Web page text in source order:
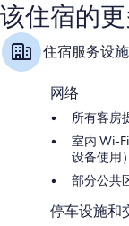
免费自助停车
接待大厅、舞厅和
行李储存室、自动
在住客点评中，员
所有 161 间客房均具
服务。 在住客点评中
其他客房便利设施/服
浴室配备大花洒淋
该住宿的
住宿服务设施
网络
所有客房
室内 Wi-
设备使用）
部分公共
停车设施和